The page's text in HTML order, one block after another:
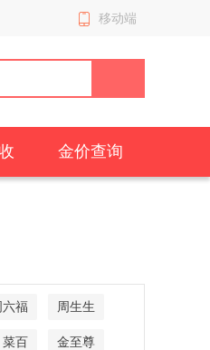
移动端
金价查询
六福 周生生
菜百 金至尊